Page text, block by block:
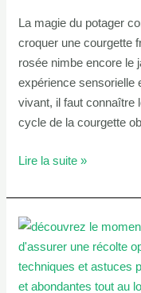
La magie du potager
croquer une courgette
rosée nimbe encore le
expérience sensorielle
vivant, il faut connaître
cycle de la courgette
Lire la suite »
Quand
planter
les
tomates